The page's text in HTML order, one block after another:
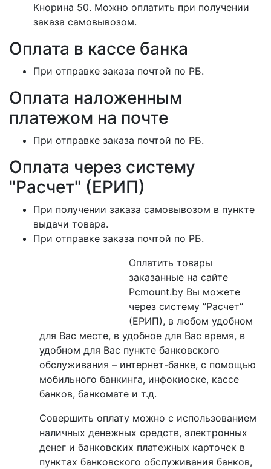
Кнорина 50. Можно оплатить при получении
заказа самовывозом.
Оплата в кассе банка
При отправке заказа почтой по РБ.
Оплата наложенным
платежом на почте
При отправке заказа почтой по РБ.
Оплата через систему
"Расчет" (ЕРИП)
При получении заказа самовывозом в пункте
выдачи товара.
При отправке заказа почтой по РБ.
Оплатить товары
заказанные на сайте
Pcmount.by Вы можете
через систему ”Расчет“
(ЕРИП), в любом удобном
для Вас месте, в удобное для Вас время, в
удобном для Вас пункте банковского
обслуживания – интернет-банке, с помощью
мобильного банкинга, инфокиоске, кассе
банков, банкомате и т.д.
Совершить оплату можно с использованием
наличных денежных средств, электронных
денег и банковских платежных карточек в
пунктах банковского обслуживания банков,